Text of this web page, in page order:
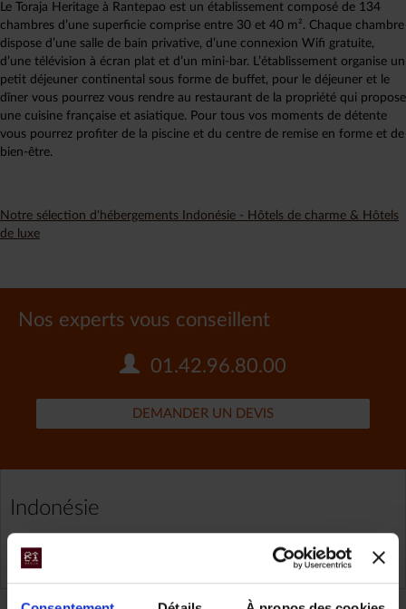
Le Toraja Heritage à Rantepao est un établissement composé de 134
chambres d’une superficie comprise entre 30 et 40 m². Chaque chambre
dispose d’une salle de bain privative, d’une connexion Wifi gratuite,
d’une télévision à écran plat et d’un mini-bar. L’établissement organise un
petit déjeuner continental sous forme de buffet, pour le déjeuner et le
dîner vous pourrez vous rendre au restaurant de la propriété qui propose
une cuisine française et asiatique. Pour tous vos moments de détente
vous pourrez profiter de la piscine et du centre de remise en forme et de
bien-être.
Notre sélection d'hébergements Indonésie - Hôtels de charme & Hôtels
de luxe
Nos experts vous conseillent
01.42.96.80.00
DEMANDER UN DEVIS
Indonésie
TOUS NOS VOYAGES INDONÉSIE